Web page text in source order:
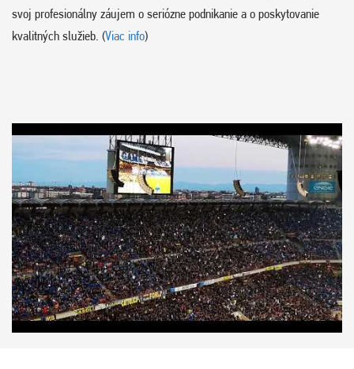
svoj profesionálny záujem o seriózne podnikanie a o poskytovanie
kvalitných služieb. (Viac info)